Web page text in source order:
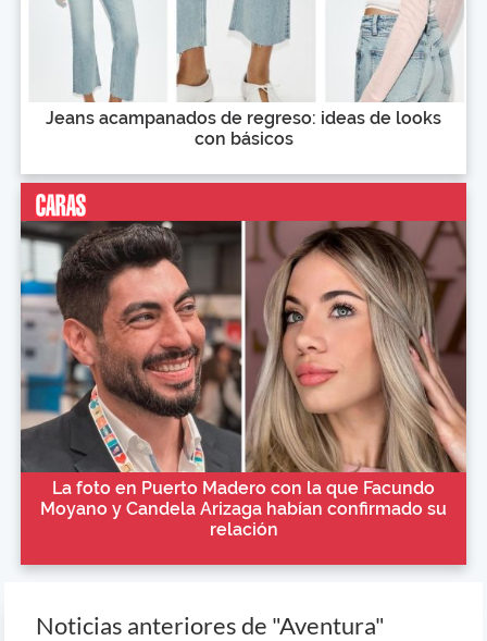
Jeans acampanados de regreso: ideas de looks
con básicos
La foto en Puerto Madero con la que Facundo
Moyano y Candela Arizaga habían confirmado su
relación
Noticias anteriores de "Aventura"